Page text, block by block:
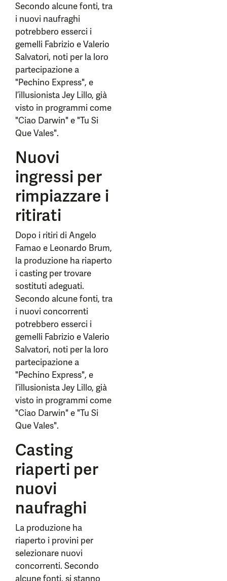
Secondo alcune fonti, tra
i nuovi naufraghi
potrebbero esserci i
gemelli Fabrizio e Valerio
Salvatori, noti per la loro
partecipazione a
"Pechino Express", e
l’illusionista Jey Lillo, già
visto in programmi come
"Ciao Darwin" e "Tu Si
Que Vales".
Nuovi
ingressi per
rimpiazzare i
ritirati
Dopo i ritiri di Angelo
Famao e Leonardo Brum,
la produzione ha riaperto
i casting per trovare
sostituti adeguati.
Secondo alcune fonti, tra
i nuovi concorrenti
potrebbero esserci i
gemelli Fabrizio e Valerio
Salvatori, noti per la loro
partecipazione a
"Pechino Express", e
l’illusionista Jey Lillo, già
visto in programmi come
"Ciao Darwin" e "Tu Si
Que Vales".
Casting
riaperti per
nuovi
naufraghi
La produzione ha
riaperto i provini per
selezionare nuovi
concorrenti. Secondo
alcune fonti, si stanno